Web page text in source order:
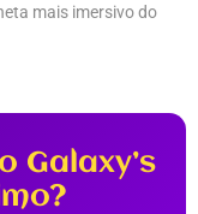
mais imersivo do
Galaxy’s